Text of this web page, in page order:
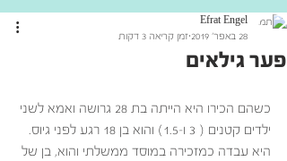
פער גילאים
Efrat Engel
28 באפר׳ 2019
זמן קריאה 3 דקות
כשהם הכירו היא הייתה בת 28 גרושה ואמא לשני
ילדים קטנים ( 3 ו-1.5) והוא בן 18 רגע לפני גיוס.
היא עבדה כמזכירה במוסד ממשלתי והוא, בן של